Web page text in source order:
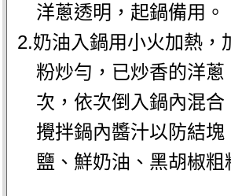
洋蔥透明，起鍋備用。
2.奶油入鍋用小火加熱，
粉炒勻，已炒香的洋蔥
次，依次倒入鍋內混合
攪拌鍋內醬汁以防結塊
鹽、鮮奶油、黑胡椒粗